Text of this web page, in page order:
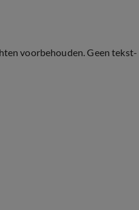
voorbehouden. Geen tekst-